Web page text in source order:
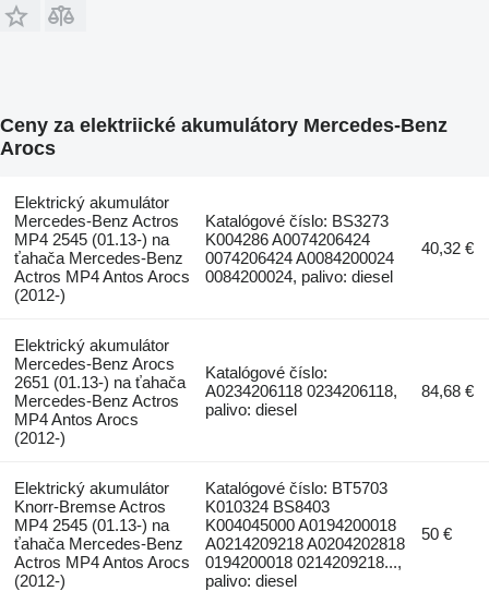
Ceny za elektriické akumulátory Mercedes-Benz
Arocs
Elektrický akumulátor
Mercedes-Benz Actros
MP4 2545 (01.13-) na
ťahača Mercedes-Benz
Actros MP4 Antos Arocs
(2012-)
Katalógové číslo: BS3273
K004286 A0074206424
0074206424 A0084200024
0084200024, palivo: diesel
40,32 €
Elektrický akumulátor
Mercedes-Benz Arocs
2651 (01.13-) na ťahača
Mercedes-Benz Actros
MP4 Antos Arocs
(2012-)
Katalógové číslo:
A0234206118 0234206118,
palivo: diesel
84,68 €
Elektrický akumulátor
Knorr-Bremse Actros
MP4 2545 (01.13-) na
ťahača Mercedes-Benz
Actros MP4 Antos Arocs
(2012-)
Katalógové číslo: BT5703
K010324 BS8403
K004045000 A0194200018
A0214209218 A0204202818
0194200018 0214209218...,
palivo: diesel
50 €